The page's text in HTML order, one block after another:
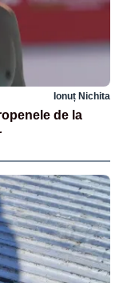
Ionuț Nichita
de la